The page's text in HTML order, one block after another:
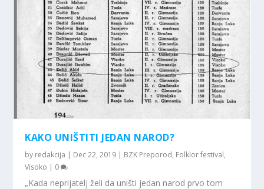
KAKO UNIŠTITI JEDAN NAROD?
by redakcija | Dec 22, 2019 | BZK Preporod, Folklor festival,
Visoko | 0
„Kada neprijatelj želi da uništi jedan narod prvo tom